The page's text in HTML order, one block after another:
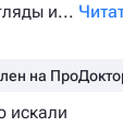
и...
на
искали